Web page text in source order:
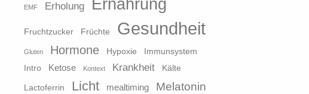
EMF Erholung Ernährung
Fruchtzucker Früchte Gesundheit
Gluten Hormone Hypoxie
Immunsystem
Intro
Ketose Kontext Krankheit Kälte
Lactoferrin Licht mealtiming Melatonin